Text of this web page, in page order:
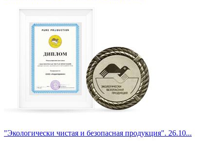
"Экологически чистая и безопасная продукция". 26.10...